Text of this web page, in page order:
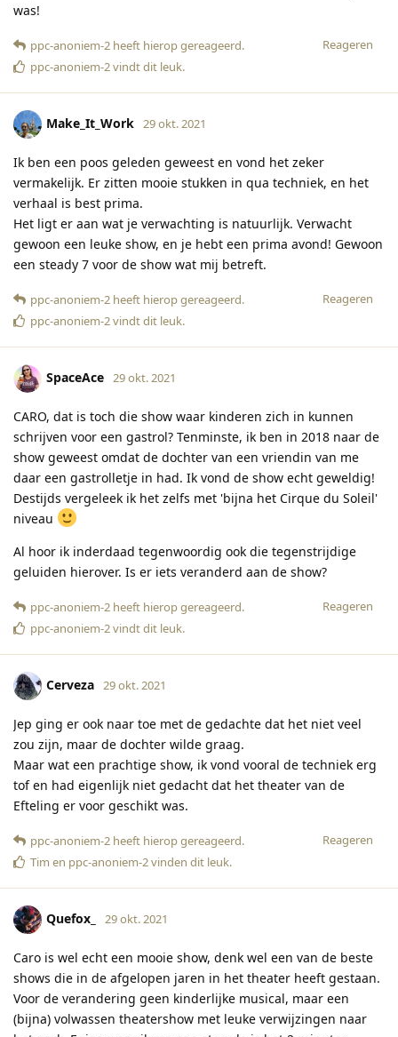
was!
Reageren
ppc-anoniem-2 heeft hierop gereageerd.
ppc-anoniem-2vindt dit leuk.
Make_It_Work 29 okt. 2021
Ik ben een poos geleden geweest en vond het zeker
vermakelijk. Er zitten mooie stukken in qua techniek, en het
verhaal is best prima.
Het ligt er aan wat je verwachting is natuurlijk. Verwacht
gewoon een leuke show, en je hebt een prima avond! Gewoon
een steady 7 voor de show wat mij betreft.
Reageren
ppc-anoniem-2 heeft hierop gereageerd.
ppc-anoniem-2vindt dit leuk.
SpaceAce 29 okt. 2021
CARO, dat is toch die show waar kinderen zich in kunnen
schrijven voor een gastrol? Tenminste, ik ben in 2018 naar de
show geweest omdat de dochter van een vriendin van me
daar een gastrolletje in had. Ik vond de show echt geweldig!
Destijds vergeleek ik het zelfs met 'bijna het Cirque du Soleil'
niveau
Al hoor ik inderdaad tegenwoordig ook die tegenstrijdige
geluiden hierover. Is er iets veranderd aan de show?
Reageren
ppc-anoniem-2 heeft hierop gereageerd.
ppc-anoniem-2vindt dit leuk.
Cerveza 29 okt. 2021
Jep ging er ook naar toe met de gedachte dat het niet veel
zou zijn, maar de dochter wilde graag.
Maar wat een prachtige show, ik vond vooral de techniek erg
tof en had eigenlijk niet gedacht dat het theater van de
Efteling er voor geschikt was.
Reageren
ppc-anoniem-2 heeft hierop gereageerd.
Tim en ppc-anoniem-2vinden dit leuk.
Quefox_ 29 okt. 2021
Caro is wel echt een mooie show, denk wel een van de beste
shows die in de afgelopen jaren in het theater heeft gestaan.
Voor de verandering geen kinderlijke musical, maar een
(bijna) volwassen theatershow met leuke verwijzingen naar